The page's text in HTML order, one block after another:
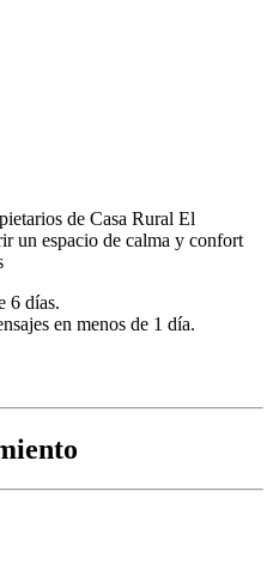
de Casa Rural El
un espacio de calma y confort
6 días.
en menos de 1 día.